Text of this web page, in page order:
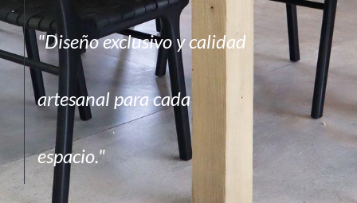
"Diseño exclusivo y calidad
artesanal para cada
espacio."